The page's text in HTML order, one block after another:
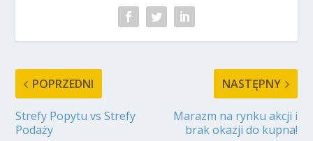
POPRZEDNI
Strefy Popytu vs Strefy
Podaży
NASTĘPNY
Marazm na rynku akcji i
brak okazji do kupna!